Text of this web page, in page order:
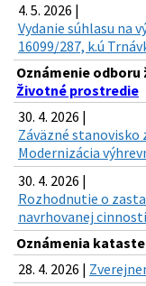
4. 5. 2026 |
Vydanie súhlasu na
16099/287, k.ú
Oznámenie odboru
Životné prostredie
30. 4. 2026 |
Záväzné stanovisko
Modernizácia
30. 4. 2026 |
Rozhodnutie o
navrhovanej
Oznámenia
28. 4. 2026 |